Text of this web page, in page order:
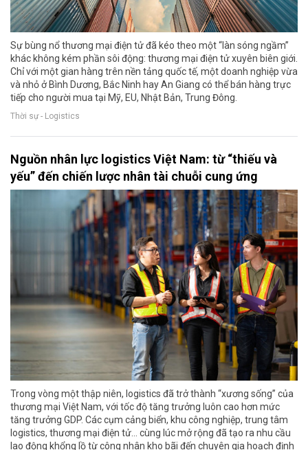
Sự bùng nổ thương mại điện tử đã kéo theo một “làn sóng ngầm”
khác không kém phần sôi động: thương mại điện tử xuyên biên giới.
Chỉ với một gian hàng trên nền tảng quốc tế, một doanh nghiệp vừa
và nhỏ ở Bình Dương, Bắc Ninh hay An Giang có thể bán hàng trực
tiếp cho người mua tại Mỹ, EU, Nhật Bản, Trung Đông.
Thời sự - Logistics
Nguồn nhân lực logistics Việt Nam: từ “thiếu và
yếu” đến chiến lược nhân tài chuỗi cung ứng
Trong vòng một thập niên, logistics đã trở thành “xương sống” của
thương mại Việt Nam, với tốc độ tăng trưởng luôn cao hơn mức
tăng trưởng GDP. Các cụm cảng biển, khu công nghiệp, trung tâm
logistics, thương mại điện tử… cùng lúc mở rộng đã tạo ra nhu cầu
lao động khổng lồ từ công nhân kho bãi đến chuyên gia hoạch định